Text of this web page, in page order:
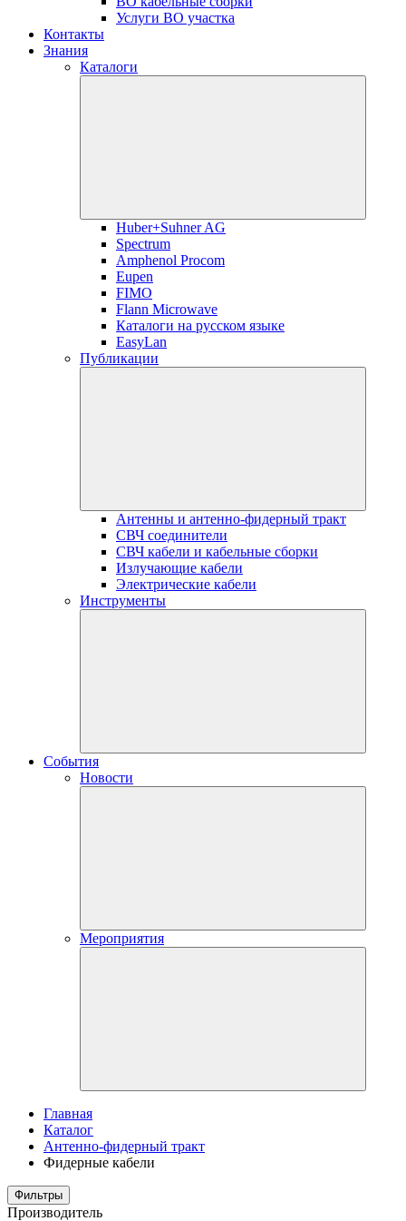
Услуги ВО участка
Контакты
Знания
Каталоги
Huber+Suhner AG
Spectrum
Amphenol Procom
Eupen
FIMO
Flann Microwave
Каталоги на русском языке
EasyLan
Публикации
Антенны и антенно-фидерный тракт
СВЧ соединители
СВЧ кабели и кабельные сборки
Излучающие кабели
Электрические кабели
Инструменты
События
Новости
Мероприятия
Главная
Каталог
Антенно-фидерный тракт
Фидерные кабели
Фильтры
Производитель